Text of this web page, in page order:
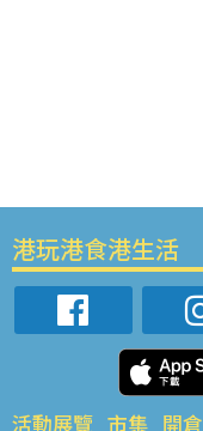
港玩港食港生活
活動展覽 市集 開倉